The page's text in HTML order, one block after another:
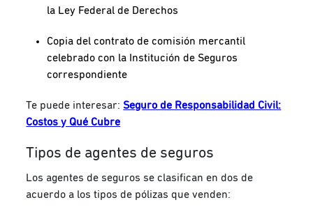
la Ley Federal de Derechos
Copia del contrato de comisión mercantil
celebrado con la Institución de Seguros
correspondiente
Te puede interesar: Seguro de Responsabilidad Civil:
Costos y Qué Cubre
Tipos de agentes de seguros
Los agentes de seguros se clasifican en dos de
acuerdo a los tipos de pólizas que venden: